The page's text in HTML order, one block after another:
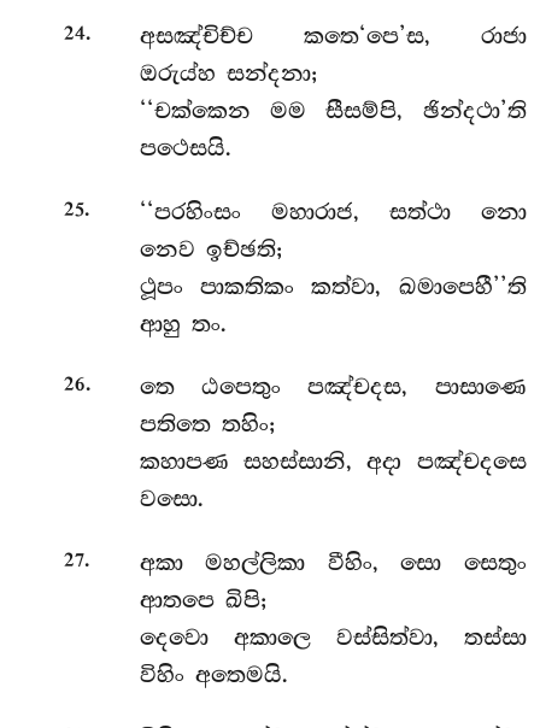
24.
අසඤ්චිච්ච කතෙ‘පෙ’ස, රාජා
ඔරුය්හ සන්දනා;
‘‘චක්කෙන මම සීසම්පි, ඡින්දථා’ති
පථෙසයි.
25.
‘‘පරහිංසං මහාරාජ, සත්ථා නො
නෙව ඉච්ඡති;
ථූපං පාකතිකං කත්වා, ඛමාපෙහී’’ති
ආහු තං.
26.
තෙ ඨපෙතුං පඤ්චදස, පාසාණෙ
පතිතෙ තහිං;
කහාපණ සහස්සානි, අදා පඤ්චදසෙ
වසො.
27.
අකා මහල්ලිකා වීහිං, සො සෙතුං
ආතපෙ ඛිපි;
දෙවො අකාලෙ වස්සිත්වා, තස්සා
විහිං අතෙමයි.